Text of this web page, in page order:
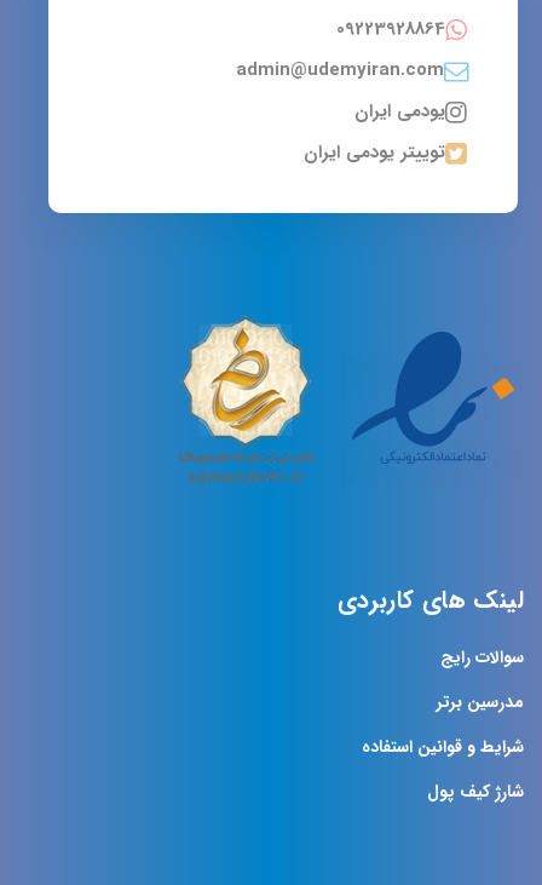
09223928864
admin@udemyiran.com
یودمی ایران
توییتر یودمی ایران
لینک های کاربردی
سوالات رایج
مدرسین برتر
شرایط و قوانین استفاده
شارژ کیف پول